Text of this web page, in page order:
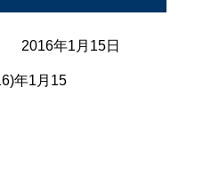
2016年1月15日
年1月15